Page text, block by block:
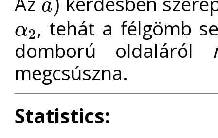
a
a)
α2
α2
, tehát a félgömb
domború oldaláról
megcsúszna.
Statistics: